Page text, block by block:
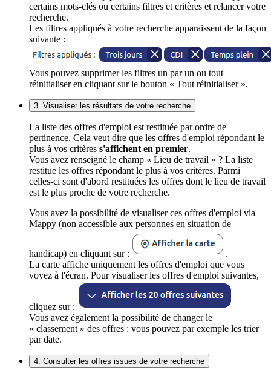
certains mots-clés ou certains filtres et critères et relancer votre
recherche.
Les filtres appliqués à votre recherche apparaissent de la façon
suivante :
Vous pouvez supprimer les filtres un par un ou tout
réinitialiser en cliquant sur le bouton « Tout réinitialiser ».
3. Visualiser les résultats de votre recherche
La liste des offres d'emploi est restituée par ordre de
pertinence. Cela veut dire que les offres d'emploi répondant le
plus à vos critères s'affichent en premier.
Vous avez renseigné le champ « Lieu de travail » ? La liste
restitue les offres répondant le plus à vos critères. Parmi
celles-ci sont d'abord restituées les offres dont le lieu de travail
est le plus proche de votre recherche.
Vous avez la possibilité de visualiser ces offres d'emploi via
Mappy (non accessible aux personnes en situation de
handicap) en cliquant sur :
.
La carte affiche uniquement les offres d'emploi que vous
voyez à l'écran. Pour visualiser les offres d'emploi suivantes,
cliquez sur :
Vous avez également la possibilité de changer le
« classement » des offres : vous pouvez par exemple les trier
par date.
4. Consulter les offres issues de votre recherche